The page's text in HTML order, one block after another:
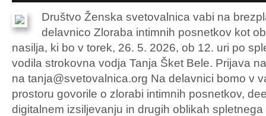
Društvo Ženska svetovalnica vabi na
delavnico Zloraba intimnih posnetkov kot
nasilja, ki bo v torek, 26. 5. 2026, ob 12. uri po
vodila strokovna vodja Tanja Šket Bele. Prijava
na tanja@svetovalnica.org Na delavnici bomo v
prostoru govorile o zlorabi intimnih posnetkov,
digitalnem izsiljevanju in drugih oblikah